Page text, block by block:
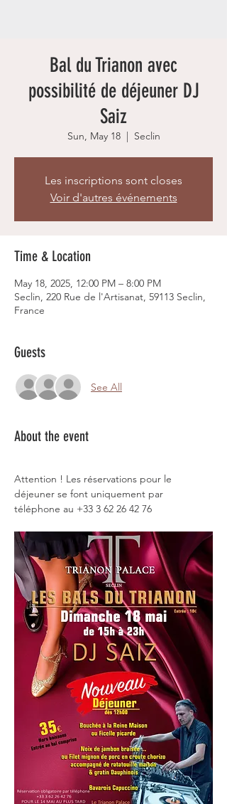
Bal du Trianon avec
possibilité de déjeuner DJ
Saiz
Sun, May 18
  |
Seclin
Les inscriptions sont closes
Voir d'autres événements
Time & Location
May 18, 2025, 12:00 PM – 8:00 PM
Seclin, 220 Rue de l'Artisanat, 59113 Seclin,
France
Guests
See All
About the event
Attention ! Les réservations pour le
déjeuner se font uniquement par
téléphone au +33 3 62 26 42 76